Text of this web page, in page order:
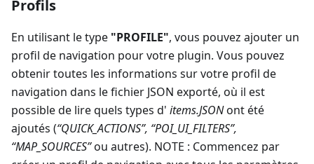
Profils
En utilisant le type "PROFILE", vous pouvez ajouter un
profil de navigation pour votre plugin. Vous pouvez
obtenir toutes les informations sur votre profil de
navigation dans le fichier JSON exporté, où il est
possible de lire quels types d' items.JSONont été
ajoutés (“QUICK_ACTIONS”, “POI_UI_FILTERS”,
“MAP_SOURCES”ou autres). NOTE : Commencez par